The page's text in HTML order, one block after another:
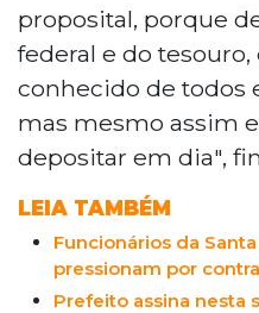
proposital, porque
federal e do
conhecido de todos
mas mesmo assim
depositar em dia",
LEIA TAMBÉM
Funcionários da
pressionam por
Prefeito assina nesta